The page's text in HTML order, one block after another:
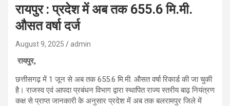
रायपुर : प्रदेश में अब तक 655.6 मि.मी.
औसत वर्षा दर्ज
August 9, 2025 admin
रायपुर,
छत्तीसगढ़ में 1 जून से अब तक 655.6 मि.मी. औसत वर्षा रिकार्ड की जा चुकी
है। राजस्व एवं आपदा प्रबंधन विभाग द्वारा स्थापित राज्य स्तरीय बाढ़ नियंत्रण
कक्ष से प्राप्त जानकारी के अनुसार प्रदेश में अब तक बलरामपुर जिले में